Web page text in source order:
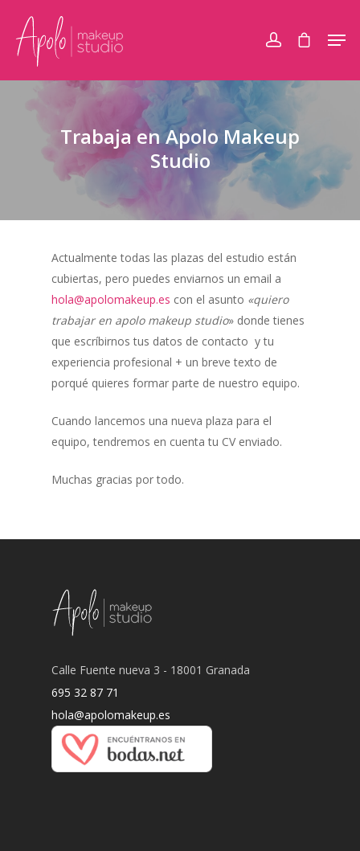
Trabaja en Apolo Makeup
Studio
Actualmente todas las plazas del estudio están
cubiertas, pero puedes enviarnos un email a
hola@apolomakeup.es con el asunto «quiero
trabajar en apolo makeup studio» donde tienes
que escríbirnos tus datos de contacto y tu
experiencia profesional + un breve texto de
porqué quieres formar parte de nuestro equipo.
Cuando lancemos una nueva plaza para el
equipo, tendremos en cuenta tu CV enviado.
Muchas gracias por todo.
Calle Fuente nueva 3 - 18001 Granada
695 32 87 71
hola@apolomakeup.es